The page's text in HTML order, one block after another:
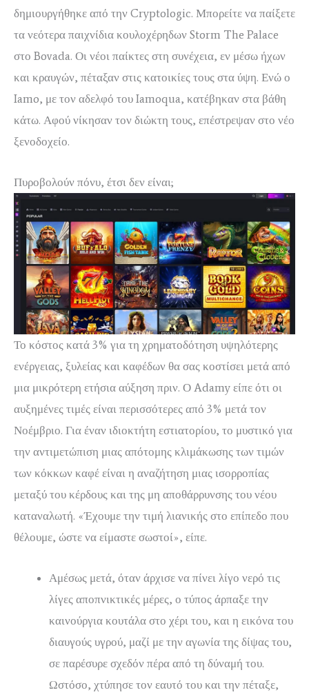
δημιουργήθηκε από την Cryptologic. Μπορείτε να παίξετε
τα νεότερα παιχνίδια κουλοχέρηδων Storm The Palace
στο Bovada. Οι νέοι παίκτες στη συνέχεια, εν μέσω ήχων
και κραυγών, πέταξαν στις κατοικίες τους στα ύψη. Ενώ ο
Iamo, με τον αδελφό του Iamoqua, κατέβηκαν στα βάθη
κάτω. Αφού νίκησαν τον διώκτη τους, επέστρεψαν στο νέο
ξενοδοχείο.
Πυροβολούν πόνυ, έτσι δεν είναι;
Το κόστος κατά 3% για τη χρηματοδότηση υψηλότερης
ενέργειας, ξυλείας και καφέδων θα σας κοστίσει μετά από
μια μικρότερη ετήσια αύξηση πριν. Ο Adamy είπε ότι οι
αυξημένες τιμές είναι περισσότερες από 3% μετά τον
Νοέμβριο. Για έναν ιδιοκτήτη εστιατορίου, το μυστικό για
την αντιμετώπιση μιας απότομης κλιμάκωσης των τιμών
των κόκκων καφέ είναι η αναζήτηση μιας ισορροπίας
μεταξύ του κέρδους και της μη αποθάρρυνσης του νέου
καταναλωτή. «Έχουμε την τιμή λιανικής στο επίπεδο που
θέλουμε, ώστε να είμαστε σωστοί», είπε.
Αμέσως μετά, όταν άρχισε να πίνει λίγο νερό τις
λίγες αποπνικτικές μέρες, ο τύπος άρπαξε την
καινούργια κουτάλα στο χέρι του, και η εικόνα του
διαυγούς υγρού, μαζί με την αγωνία της δίψας του,
σε παρέσυρε σχεδόν πέρα ​​από τη δύναμή του.
Ωστόσο, χτύπησε τον εαυτό του και την πέταξε,